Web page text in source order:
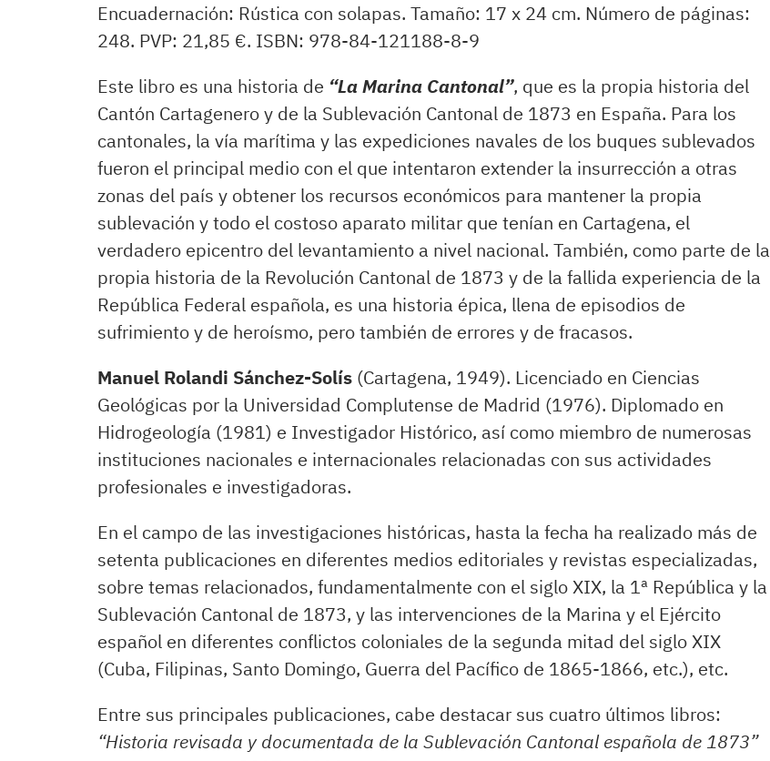
Encuadernación: Rústica con solapas. Tamaño: 17 x 24 cm. Número de páginas:
248. PVP: 21,85 €. ISBN: 978-84-121188-8-9
Este libro es una historia de “La Marina Cantonal”, que es la propia historia del
Cantón Cartagenero y de la Sublevación Cantonal de 1873 en España. Para los
cantonales, la vía marítima y las expediciones navales de los buques sublevados
fueron el principal medio con el que intentaron extender la insurrección a otras
zonas del país y obtener los recursos económicos para mantener la propia
sublevación y todo el costoso aparato militar que tenían en Cartagena, el
verdadero epicentro del levantamiento a nivel nacional. También, como parte de la
propia historia de la Revolución Cantonal de 1873 y de la fallida experiencia de la
República Federal española, es una historia épica, llena de episodios de
sufrimiento y de heroísmo, pero también de errores y de fracasos.
Manuel Rolandi Sánchez-Solís (Cartagena, 1949). Licenciado en Ciencias
Geológicas por la Universidad Complutense de Madrid (1976). Diplomado en
Hidrogeología (1981) e Investigador Histórico, así como miembro de numerosas
instituciones nacionales e internacionales relacionadas con sus actividades
profesionales e investigadoras.
En el campo de las investigaciones históricas, hasta la fecha ha realizado más de
setenta publicaciones en diferentes medios editoriales y revistas especializadas,
sobre temas relacionados, fundamentalmente con el siglo XIX, la 1ª República y la
Sublevación Cantonal de 1873, y las intervenciones de la Marina y el Ejército
español en diferentes conflictos coloniales de la segunda mitad del siglo XIX
(Cuba, Filipinas, Santo Domingo, Guerra del Pacífico de 1865-1866, etc.), etc.
Entre sus principales publicaciones, cabe destacar sus cuatro últimos libros:
“Historia revisada y documentada de la Sublevación Cantonal española de 1873”